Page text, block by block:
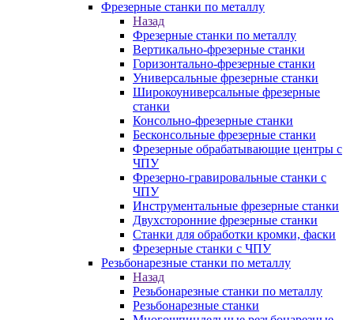
Фрезерные станки по металлу
Назад
Фрезерные станки по металлу
Вертикально-фрезерные станки
Горизонтально-фрезерные станки
Универсальные фрезерные станки
Широкоуниверсальные фрезерные
станки
Консольно-фрезерные станки
Бесконсольные фрезерные станки
Фрезерные обрабатывающие центры с
ЧПУ
Фрезерно-гравировальные станки с
ЧПУ
Инструментальные фрезерные станки
Двухсторонние фрезерные станки
Станки для обработки кромки, фаски
Фрезерные станки с ЧПУ
Резьбонарезные станки по металлу
Назад
Резьбонарезные станки по металлу
Резьбонарезные станки